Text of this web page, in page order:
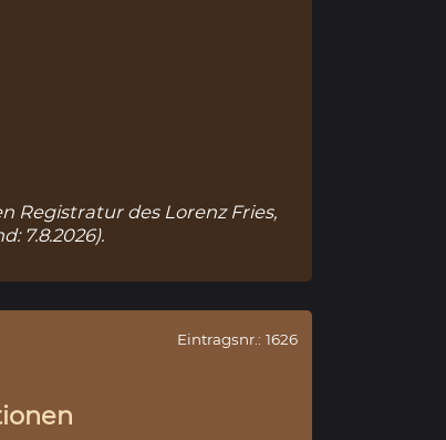
Registratur des Lorenz Fries,
7.8.2026).
Eintragsnr.: 1626